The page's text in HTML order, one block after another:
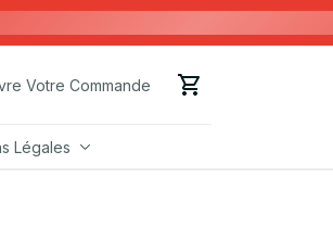
Votre Commande
Légales